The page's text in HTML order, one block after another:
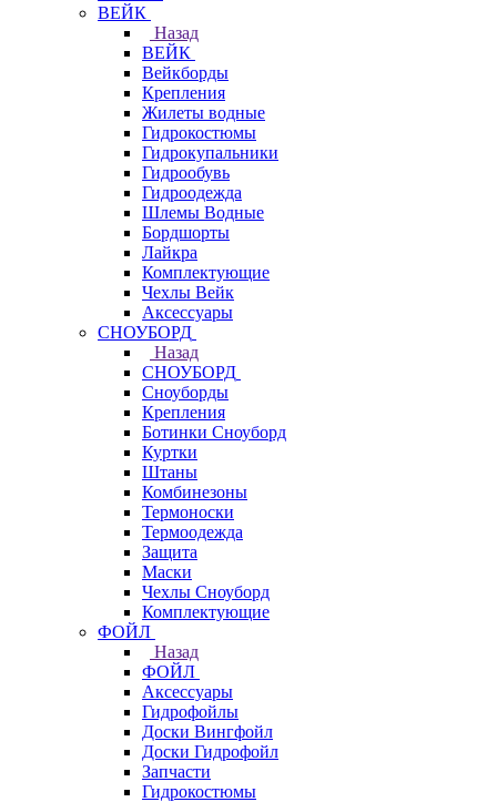
ВЕЙК
Назад
ВЕЙК
Вейкборды
Крепления
Жилеты водные
Гидрокостюмы
Гидрокупальники
Гидрообувь
Гидроодежда
Шлемы Водные
Бордшорты
Лайкра
Комплектующие
Чехлы Вейк
Аксессуары
СНОУБОРД
Назад
СНОУБОРД
Сноуборды
Крепления
Ботинки Сноуборд
Куртки
Штаны
Комбинезоны
Термоноски
Термоодежда
Защита
Маски
Чехлы Сноуборд
Комплектующие
ФОЙЛ
Назад
ФОЙЛ
Аксессуары
Гидрофойлы
Доски Вингфойл
Доски Гидрофойл
Запчасти
Гидрокостюмы